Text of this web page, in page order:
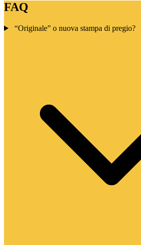
FAQ
“Originale” o nuova stampa di pregio?